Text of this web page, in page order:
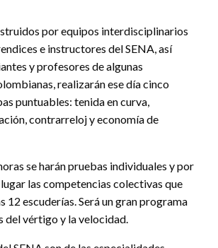
por equipos interdisciplinarios
e instructores del SENA, así
y profesores de algunas
realizarán ese día cinco
puntuables: tenida en curva,
contrarreloj y economía de
se harán pruebas individuales y por
las competencias colectivas que
12 escuderías. Será un gran programa
del vértigo y la velocidad.